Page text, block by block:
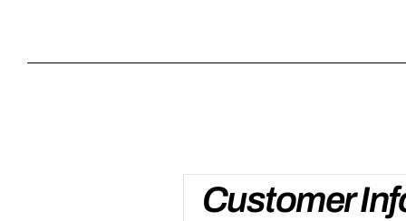
Customer